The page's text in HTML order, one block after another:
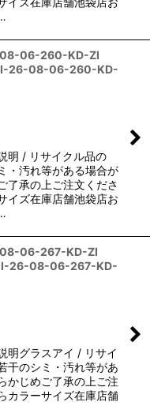
08-06-260-KD-ZI
26-08-06-260-KD-
明 / リサイクル品の
・汚れ等がある場合が
了承の上ご注文くださ
イズ在庫店舗池袋店お
08-06-267-KD-ZI
26-08-06-267-KD-
明グラスアイ / リサイ
干のシミ・汚れ等があ
かじめご了承の上ご注
カラーサイズ在庫店舗